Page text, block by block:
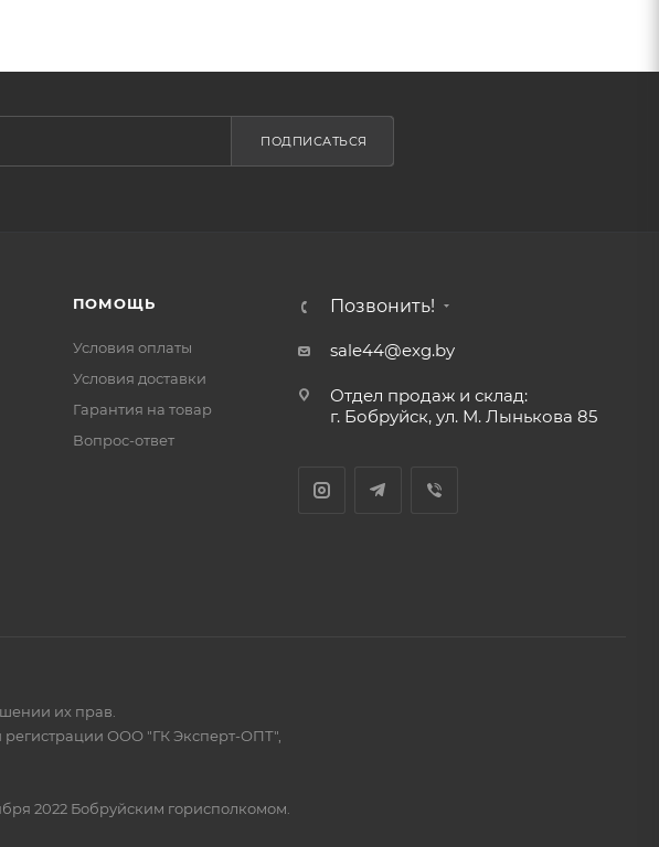
ПОДПИСАТЬСЯ
ПОМОЩЬ
Условия оплаты
Условия доставки
Гарантия на товар
Вопрос-ответ
Позвонить!
sale44@exg.by
Отдел продаж и склад:
г. Бобруйск, ул. М. Лынькова 85
их прав.
регистрации ООО "ГК Эксперт-ОПТ",
2022 Бобруйским горисполкомом.